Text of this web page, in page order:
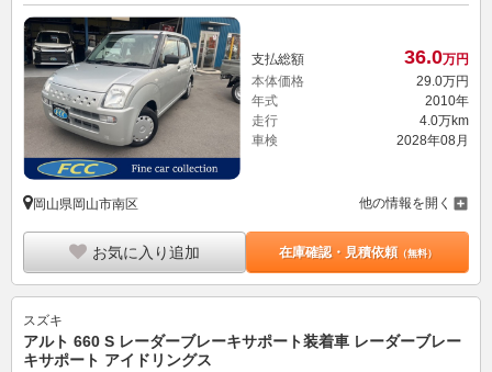
支払総額 36.0万円
本体価格
29.0万円
年式
2010年
走行
4.0万km
車検
2028年08月
岡山県岡山市南区 他の情報を開く
お気に入り追加 在庫確認・見積依頼（無料）
スズキ
アルト 660 S レーダーブレーキサポート装着車 レーダーブレー
キサポート アイドリングス